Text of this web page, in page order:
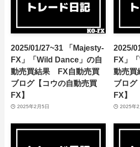
2025/01/27~31 「Majesty-
FX」「Wild Dance」の自
動売買結果 FX自動売買
ブログ【コウの自動売買
FX】
2025年2月5日
2025/
FX」
動売
ブログ
FX】
2025年2